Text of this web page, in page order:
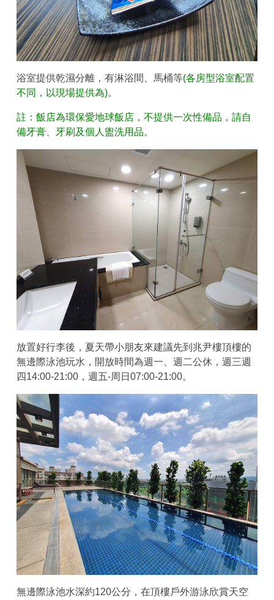
浴室提供乾濕分離，有淋浴間、馬桶等(各房型浴室配置
不同，以現場提供為)。
註：飯店為環保愛地球飯店，不提供一次性備品，請自
備牙膏、牙刷及個人盥洗用品。
放置好行李後，夏天帶小朋友來建議先到兆尹樓頂樓的
無邊際泳池玩水，開放時間為週一、週二公休，週三週
四14:00-21:00，週五-周日07:00-21:00。
無邊際泳池水深約120公分，在頂樓戶外游泳欣賞天空